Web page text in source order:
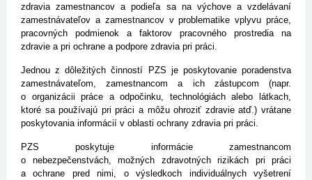
zdravia zamestnancov a podieľa sa na výchove a vzdelávaní
zamestnávateľov a zamestnancov v problematike vplyvu práce,
pracovných podmienok a faktorov pracovného prostredia na
zdravie a pri ochrane a podpore zdravia pri práci.
Jednou z dôležitých činností PZS je poskytovanie poradenstva
zamestnávateľom, zamestnancom a ich zástupcom (napr.
o organizácii práce a odpočinku, technológiách alebo látkach,
ktoré sa používajú pri práci a môžu ohroziť zdravie atď.) vrátane
poskytovania informácií v oblasti ochrany zdravia pri práci.
PZS poskytuje informácie zamestnancom
o nebezpečenstvách, možných zdravotných rizikách pri práci
a ochrane pred nimi, o výsledkoch individuálnych vyšetrení